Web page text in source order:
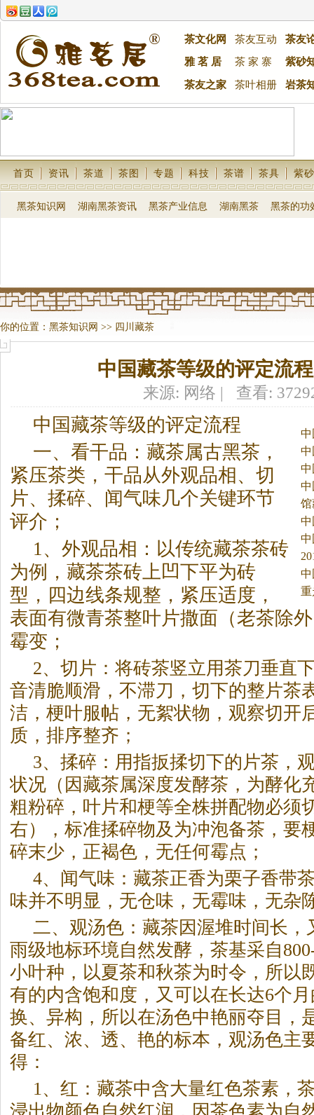
茶文化网 茶友互动
茶友
雅 茗 居
茶 家 寨 紫砂
茶友之家 茶叶相册 岩茶
首页 资讯 茶道 茶图 专题 科技 茶谱 茶具 紫砂
黑茶知识网 湖南黑茶资讯 黑茶产业信息 湖南黑茶 黑茶的功
你的位置： 黑茶知识网 >> 四川藏茶
中国藏茶等级的评定流程
来源: 网络 | 查看:
中
中
中
中
中
即
闻
中
茶
中国藏茶等级的评定流程
一、看干品：藏茶属古黑茶 ，
紧压茶类，干品从外观品相、切
片、揉碎、闻气味几个关键环节
评介；
1、外观品相：以传统藏茶茶砖
为例，藏茶茶砖上凹下平为砖
型，四边线条规整，紧压适度，
表面有微青茶整叶片撒面（老茶除
霉变；
2、切片：将砖茶竖立用茶刀垂直
音清脆顺滑，不滞刀，切下的整片茶
洁，梗叶服帖，无絮状物，观察切开
质，排序整齐；
3、揉碎：用指扳揉切下的片茶，
状况（因藏茶属深度发酵茶，为酵化
粗粉碎，叶片和梗等全株拼配物必须
右），标准揉碎物及为冲泡备茶，要
碎末少，正褐色，无任何霉点；
4、闻气味：藏茶正香为栗子香带
味并不明显，无仓味，无霉味，无杂
二、观汤色：藏茶因渥堆时间长，
雨级地标环境自然发酵，茶基采自
小叶种，以夏茶和秋茶为时令，所以
有的内含饱和度，又可以在长达6个
换、异构，所以在汤色中艳丽夺目，
备红、浓、透、艳的标本，观汤色主
得：
1、红：藏茶中含大量红色茶素，